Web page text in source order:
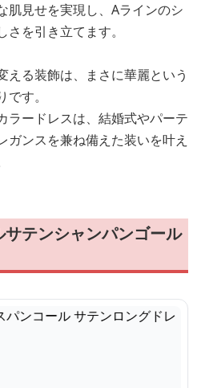
肌見せを実現し、Aラインのシ
を引き立てます。
える装飾は、まさに華麗という
す。
ラードレスは、結婚式やパーテ
ガンスを兼ね備えた装いを叶え
テンシャンパンゴール